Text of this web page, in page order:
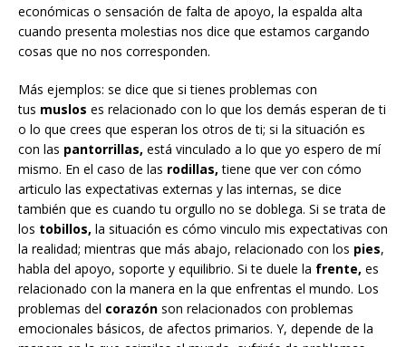
económicas o sensación de falta de apoyo, la espalda alta
cuando presenta molestias nos dice que estamos cargando
cosas que no nos corresponden.
Más ejemplos: se dice que si tienes problemas con
tus muslos es relacionado con lo que los demás esperan de ti
o lo que crees que esperan los otros de ti; si la situación es
con las pantorrillas, está vinculado a lo que yo espero de mí
mismo. En el caso de las rodillas,tiene que ver con cómo
articulo las expectativas externas y las internas, se dice
también que es cuando tu orgullo no se doblega. Si se trata de
los tobillos, la situación es cómo vinculo mis expectativas con
la realidad; mientras que más abajo, relacionado con los pies,
habla del apoyo, soporte y equilibrio. Si te duele la frente, es
relacionado con la manera en la que enfrentas el mundo. Los
problemas del corazón son relacionados con problemas
emocionales básicos, de afectos primarios. Y, depende de la